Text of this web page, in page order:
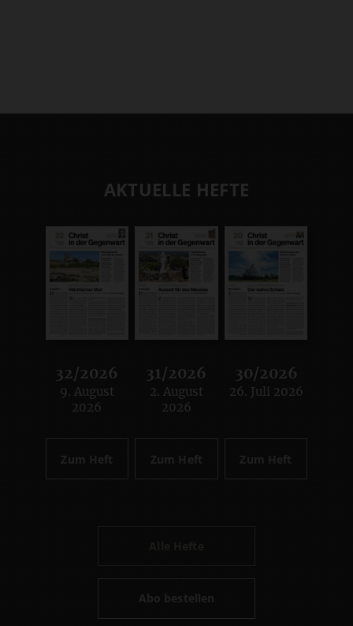
AKTUELLE HEFTE
32/2026
:
9. August
2026
Zum Heft
31/2026
:
2. August
2026
Zum Heft
30/2026
:
26. Juli 2026
Zum Heft
Abo bestellen